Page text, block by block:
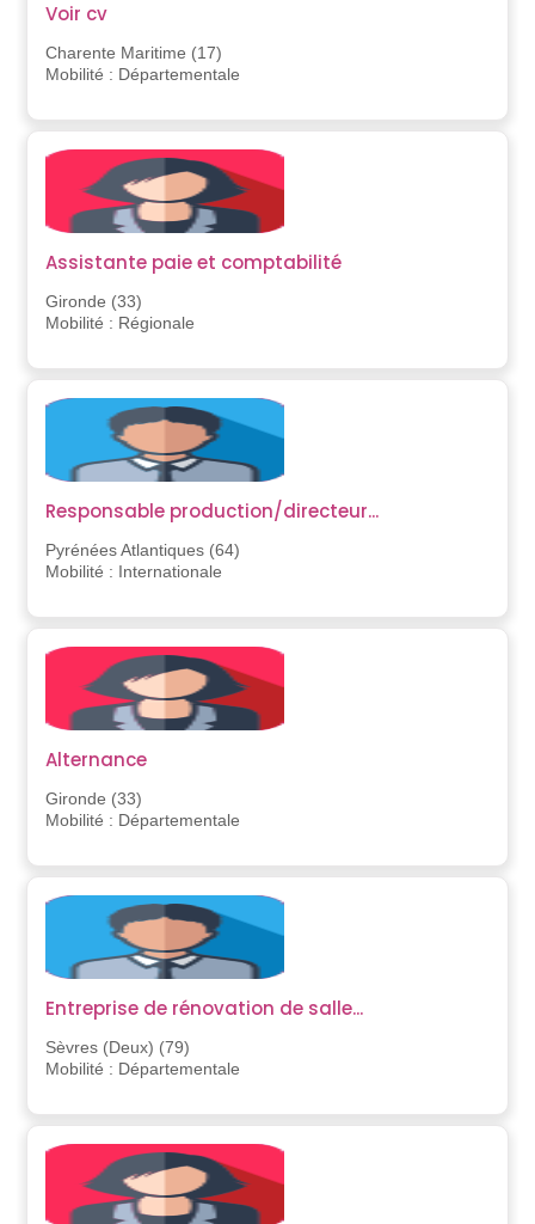
Voir cv
Charente Maritime (17)
Mobilité : Départementale
Assistante paie et comptabilité
Gironde (33)
Mobilité : Régionale
Responsable production/directeur...
Pyrénées Atlantiques (64)
Mobilité : Internationale
Alternance
Gironde (33)
Mobilité : Départementale
Entreprise de rénovation de salle...
Sèvres (Deux) (79)
Mobilité : Départementale